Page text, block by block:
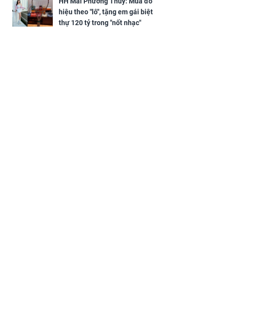
Hoàng, ôm trọn cơ
ngơi đồ sộ
hanh thông
hiệu theo "lô", tặng em gái biệt
thự 120 tỷ trong "nốt nhạc"